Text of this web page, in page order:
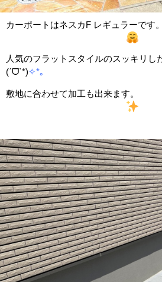
カーポートはネスカF レギュラーです。
人気のフラットスタイルのスッキリし
(ˊᗜˋ*)✧*｡
敷地に合わせて加工も出来ます。